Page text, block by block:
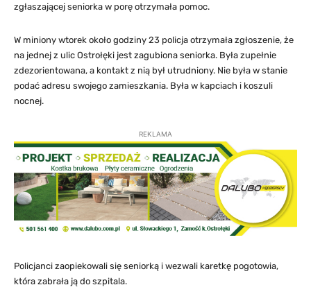
zgłaszającej seniorka w porę otrzymała pomoc.
W miniony wtorek około godziny 23 policja otrzymała zgłoszenie, że
na jednej z ulic Ostrołęki jest zagubiona seniorka. Była zupełnie
zdezorientowana, a kontakt z nią był utrudniony. Nie była w stanie
podać adresu swojego zamieszkania. Była w kapciach i koszuli
nocnej.
REKLAMA
Policjanci zaopiekowali się seniorką i wezwali karetkę pogotowia,
która zabrała ją do szpitala.